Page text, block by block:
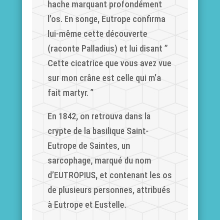
hache marquant profondément
l’os. En songe, Eutrope confirma
lui-même cette découverte
(raconte Palladius) et lui disant ”
Cette cicatrice que vous avez vue
sur mon crâne est celle qui m’a
fait martyr. ”
En 1842, on retrouva dans la
crypte de la basilique Saint-
Eutrope de Saintes, un
sarcophage, marqué du nom
d’EUTROPIUS, et contenant les os
de plusieurs personnes, attribués
à Eutrope et Eustelle.